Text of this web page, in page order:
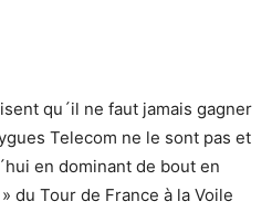
qu´il ne faut jamais gagner
Telecom ne le sont pas et
en dominant de bout en
du Tour de France à la Voile